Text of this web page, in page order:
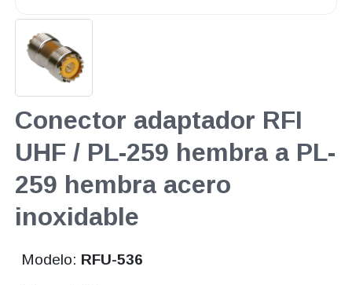
Conector adaptador RFI
UHF / PL-259 hembra a PL-
259 hembra acero
inoxidable
Modelo: RFU-536